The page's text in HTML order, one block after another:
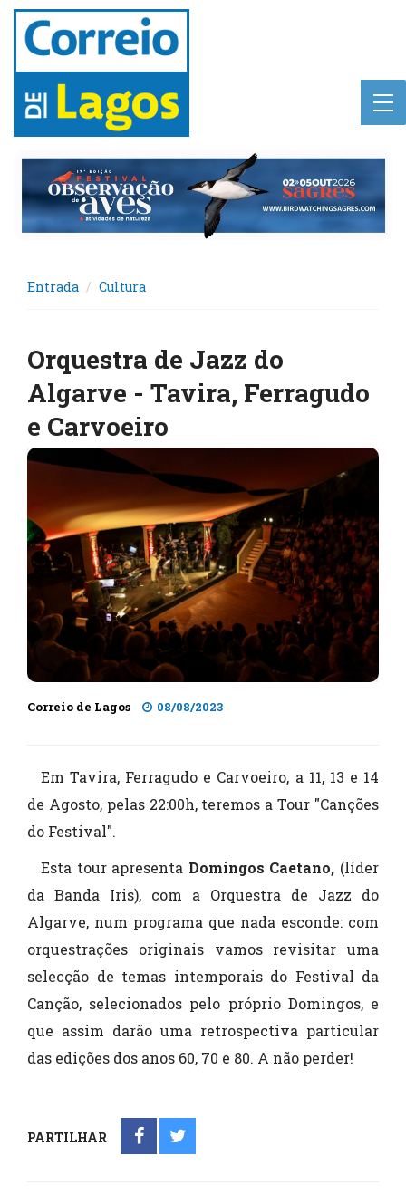
Entrada Cultura
Orquestra de Jazz do
Algarve - Tavira, Ferragudo
e Carvoeiro
Correio de Lagos 08/08/2023
Em Tavira, Ferragudo e Carvoeiro, a 11, 13 e 14
de Agosto, pelas 22:00h, teremos a Tour "Canções
do Festival".
Esta tour apresenta Domingos Caetano, (líder
da Banda Iris), com a Orquestra de Jazz do
Algarve, num programa que nada esconde: com
orquestrações originais vamos revisitar uma
selecção de temas intemporais do Festival da
Canção, selecionados pelo próprio Domingos, e
que assim darão uma retrospectiva particular
das edições dos anos 60, 70 e 80. A não perder!
PARTILHAR